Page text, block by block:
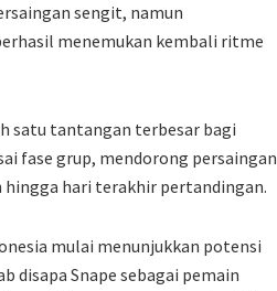
sengit, namun
menemukan kembali ritme
satu tantangan terbesar bagi
fase grup, mendorong persaingan
hari terakhir pertandingan.
mulai menunjukkan potensi
disapa Snape sebagai pemain